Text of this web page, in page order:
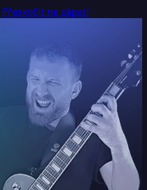
Přeskočit na zápatí